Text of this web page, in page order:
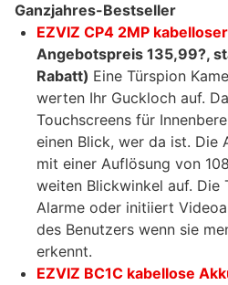
Ganzjahres-Bestseller
EZVIZ CP4 2MP
Angebotspreis 135,99?,
Rabatt) Eine Türspion
werten Ihr Guckloch auf.
Touchscreens für
einen Blick, wer da ist. Die
mit einer Auflösung von
weiten Blickwinkel auf. Die
Alarme oder initiiert
des Benutzers wenn sie
erkennt.
EZVIZ BC1C kabellose